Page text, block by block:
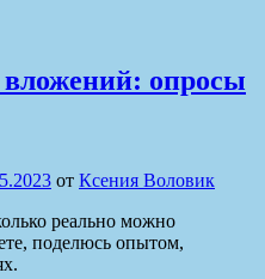
вложений: опросы
от Ксения Воловик
реально можно
поделюсь опытом,